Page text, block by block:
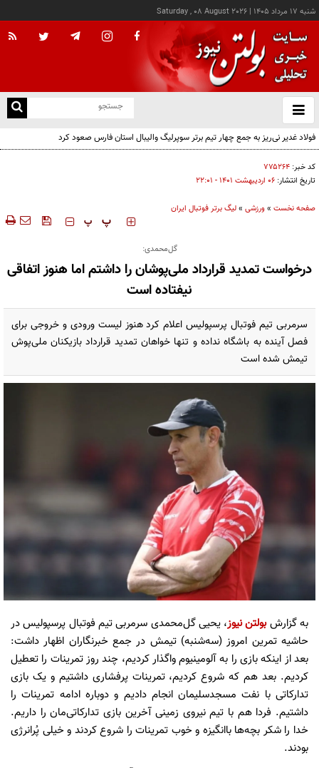
شنبه ۱۷ مرداد ۱۴۰۵ |
Saturday , 08 August 2026
باز
و
فولاد غدیر نی‌ریز به جمع چهار تیم برتر سوپرلیگ والیبال استان فارس صعود کرد
کد خبر: ۷۷۵۲۶۴
تاریخ انتشار: ۰۶ ارديبهشت ۱۴۰۱ - ۲۲:۰۱
صفحه نخست »ورزشی »لیگ برتر فوتبال ایران
‍‍‍ پ پ
گل‌محمدی:
درخواست تمدید قرارداد ملی‌پوشان را داشتم اما هنوز اتفاقی
نیفتاده است
سرمربی تیم فوتبال پرسپولیس اعلام کرد هنوز لیست ورودی و خروجی برای
فصل آینده به باشگاه نداده و تنها خواهان تمدید قرارداد بازیکنان ملی‌پوش
تیمش شده است
به گزارشبولتن نیوز، یحیی گل‌محمدی سرمربی تیم فوتبال پرسپولیس در
حاشیه تمرین امروز (سه‌شنبه) تیمش در جمع خبرنگاران اظهار داشت:
بعد از اینکه بازی را به آلومینیوم واگذار کردیم، چند روز تمرینات را تعطیل
کردیم. بعد هم که شروع کردیم، تمرینات پرفشاری داشتیم و یک بازی
تدارکاتی با نفت مسجدسلیمان انجام دادیم و دوباره ادامه تمرینات را
داشتیم. فردا هم با تیم نیروی زمینی آخرین بازی تدارکاتی‌مان را داریم.
خدا را شکر بچه‌ها باانگیزه و خوب تمرینات را شروع کردند و خیلی پُرانرژی
بودند.